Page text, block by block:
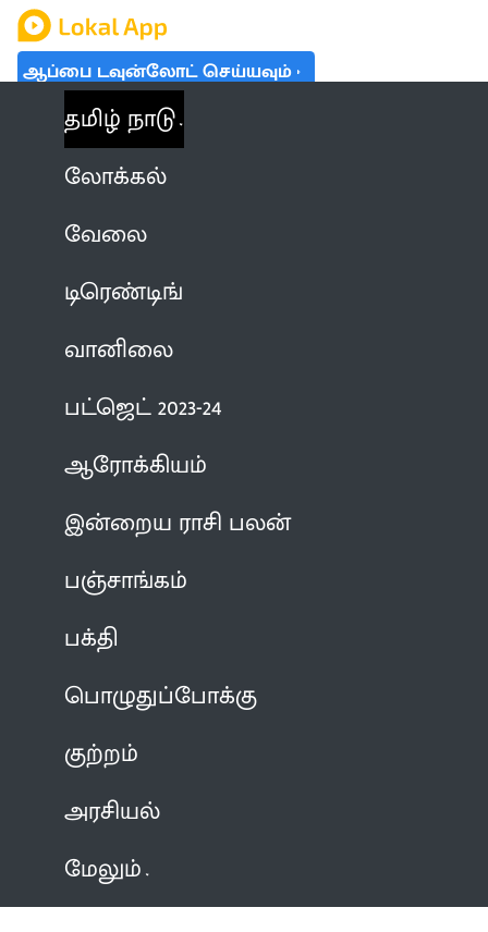
ஆப்பை டவுன்லோட் செய்யவும்
தமிழ் நாடு
லோக்கல்
வேலை
டிரெண்டிங்
வானிலை
பட்ஜெட் 2023-24
ஆரோக்கியம்
இன்றைய ராசி பலன்
பஞ்சாங்கம்
பக்தி
பொழுதுப்போக்கு
குற்றம்
அரசியல்
மேலும்